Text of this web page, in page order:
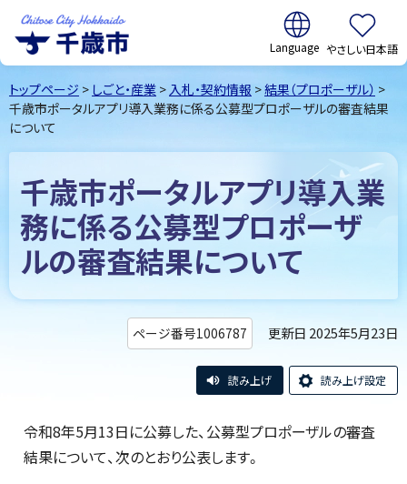
千歳市Chitose
City Hokkaido
翻訳:
やさしい日本語
トップページ > しごと・産業 >入札・契約情報 >結果（プロポーザル） >
千歳市ポータルアプリ導入業務に係る公募型プロポーザルの審査結果
について
千歳市ポータルアプリ導入業
務に係る公募型プロポーザ
ルの審査結果について
ページ番号1006787 更新日 2025年5月23日
読み上げ 読み上げ設定
令和8年5月13日に公募した、公募型プロポーザルの審査
結果について、次のとおり公表します。